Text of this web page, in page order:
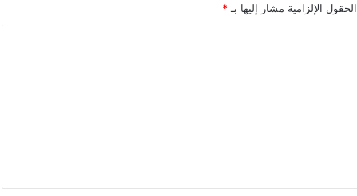
الحقول الإلزامية مشار إليها بـ *